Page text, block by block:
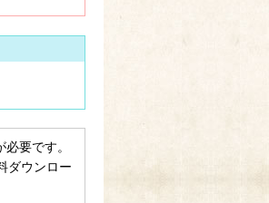
要です。
ダウンロー